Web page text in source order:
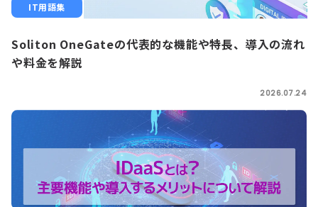
IT用語集
Soliton OneGateの代表的な機能や特長、導入の流れ
や料金を解説
2026.07.24